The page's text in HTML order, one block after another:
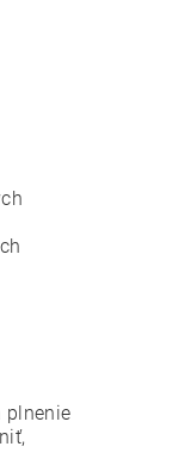
plnenie